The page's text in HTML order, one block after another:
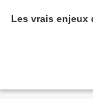
Les vrais enjeux